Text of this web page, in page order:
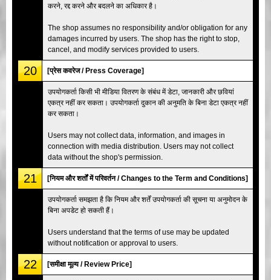
करने, रद्द करने और बदलने का अधिकार है।
The shop assumes no responsibility and/or obligation for any
damages incurred by users. The shop has the right to stop,
cancel, and modify services provided to users.
20 [प्रेस कवरेज / Press Coverage]
उपयोगकर्ता किसी भी मीडिया वितरण के संबंध में डेटा, जानकारी और छवियां
एकत्र नहीं कर सकता। उपयोगकर्ता दुकान की अनुमति के बिना डेटा एकत्र नहीं
कर सकता।
Users may not collect data, information, and images in
connection with media distribution. Users may not collect
data without the shop's permission.
21 [नियम और शर्तों में परिवर्तन / Changes to the Term and Conditions]
उपयोगकर्ता समझता है कि नियम और शर्तें उपयोगकर्ता की सूचना या अनुमोदन के
बिना अपडेट हो सकती हैं।
Users understand that the terms of use may be updated
without notification or approval to users.
22 [समीक्षा मूल्य / Review Price]